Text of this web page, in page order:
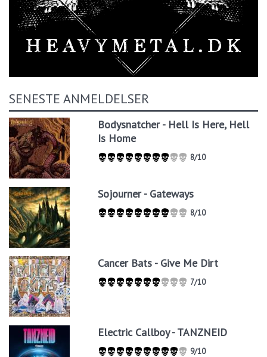
SENESTE ANMELDELSER
Bodysnatcher - Hell Is Here, Hell
Is Home
8/10
Sojourner - Gateways
8/10
Cancer Bats - Give Me Dirt
7/10
Electric Callboy - TANZNEID
9/10